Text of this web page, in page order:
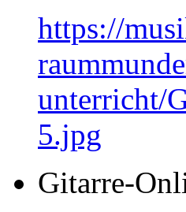
https://
unterricht/
5.jpg
Gitarre-